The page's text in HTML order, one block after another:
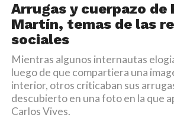
Arrugas y cuerpazo de
Martín, temas de las
sociales
Mientras algunos internautas
luego de que compartiera una
interior, otros criticaban sus
descubierto en una foto en la que
Carlos Vives.